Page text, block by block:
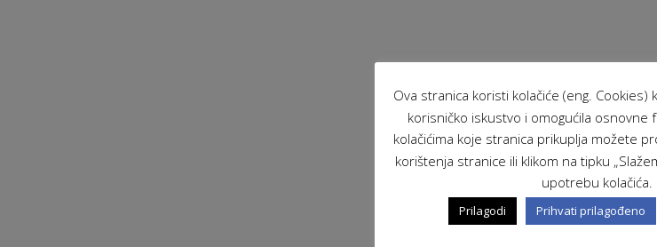
Ova stranica koristi kolačiće (eng. Cookies)
korisničko iskustvo i omogućila osnovne
kolačićima koje stranica prikuplja možete
korištenja stranice ili klikom na tipku
upotrebu kolačića.
Prilagodi Prihvati prilagođeno